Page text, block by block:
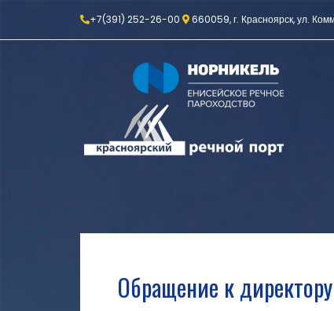
+7(391) 252-26-00 660059, г. Красноярск, ул.
Обращение к